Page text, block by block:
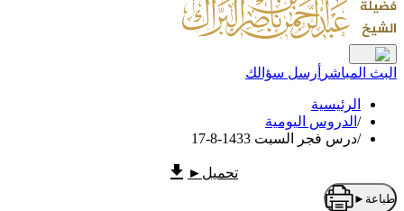
البث المباشر أرسل سؤالك
الرئيسية
/ الدروس اليومية
/درس فجر السبت 1433-8-17
تحميل ►
طباعة ►